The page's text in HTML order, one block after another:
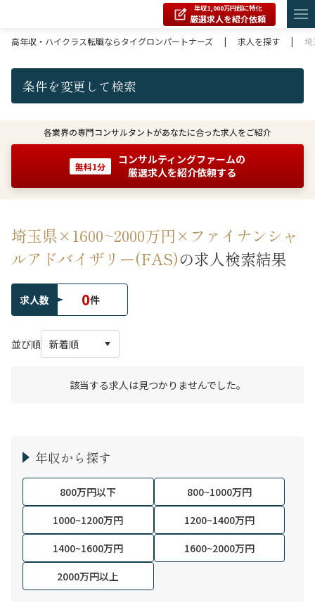
年収1,000万円超に特化
厳選求人を紹介依頼
高年収・ハイクラス転職ならタイグロンパートナーズ
| 求人を探す | 埼
条件を変更して検索
各業界の専門コンサルタントがあなたに合った求人をご紹介
無料1分
コンサルティングファームの
厳選求人を紹介依頼する
埼玉県×1600~2000万円×ファイナンシャ
ルアドバイザリー(FAS)の求人検索結果
求人数 0件
並び順
該当する求人は見つかりませんでした。
年収から探す
800万円以下
800~1000万円
1000~1200万円
1200~1400万円
1400~1600万円
1600~2000万円
2000万円以上